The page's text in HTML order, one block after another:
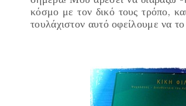
κόσμο με τον δικό τους τρόπο,
τουλάχιστον αυτό οφείλουμε να